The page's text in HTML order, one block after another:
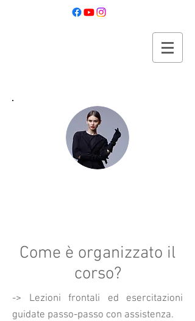
Come è organizzato il
corso?
-> Lezioni frontali ed esercitazioni
guidate passo-passo con assistenza.